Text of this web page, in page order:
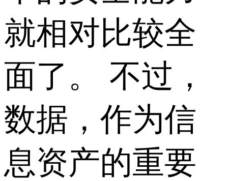
就相对比较全
面了。 不过，
数据，作为信
息资产的重要